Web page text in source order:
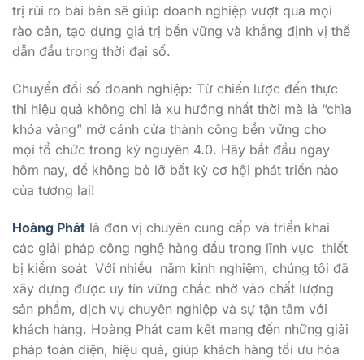
trị rủi ro bài bản sẽ giúp doanh nghiệp vượt qua mọi
rào cản, tạo dựng giá trị bền vững và khẳng định vị thế
dẫn đầu trong thời đại số.
Chuyển đổi số doanh nghiệp: Từ chiến lược đến thực
thi hiệu quả không chỉ là xu hướng nhất thời mà là “chìa
khóa vàng” mở cánh cửa thành công bền vững cho
mọi tổ chức trong kỷ nguyên 4.0. Hãy bắt đầu ngay
hôm nay, để không bỏ lỡ bất kỳ cơ hội phát triển nào
của tương lai!
Hoàng Phát là đơn vị chuyên cung cấp và triển khai
các giải pháp công nghệ hàng đầu trong lĩnh vực thiết
bị kiểm soát Với nhiều năm kinh nghiệm, chúng tôi đã
xây dựng được uy tín vững chắc nhờ vào chất lượng
sản phẩm, dịch vụ chuyên nghiệp và sự tận tâm với
khách hàng. Hoàng Phát cam kết mang đến những giải
pháp toàn diện, hiệu quả, giúp khách hàng tối ưu hóa